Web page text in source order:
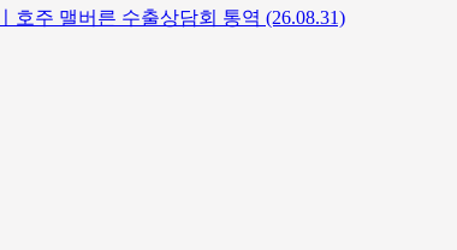
호주 맬버른 수출상담회 통역 (26.08.31)